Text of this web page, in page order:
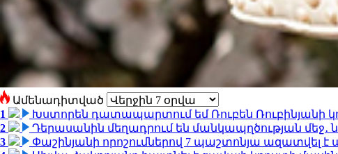
Ամենադիտված
1
Խստորեն դատապարտում եմ Ռուբեն Ռուբինյանի
2
Դերասանին մեղադրում են մանկապղծության մեջ․
3
Փաշինյանի որոշումներով 7 պաշտոնյա ազատվել է